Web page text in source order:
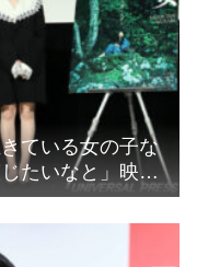
ている女の子な
たいなと」映画